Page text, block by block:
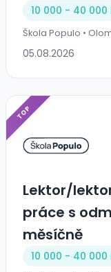
10 000 - 40 000
Škola Populo •
05.08.2026
TOP
Lektor/
práce s
měsíčně
10 000 - 40 000